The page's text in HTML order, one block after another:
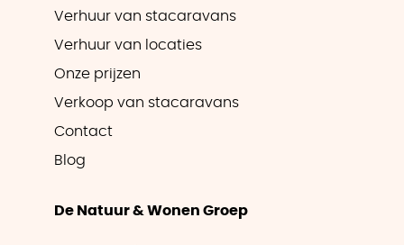
Verhuur van stacaravans
Verhuur van locaties
Onze prijzen
Verkoop van stacaravans
Contact
Blog
De Natuur & Wonen Groep